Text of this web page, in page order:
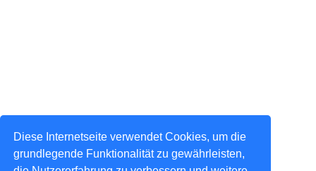
Diese Internetseite verwendet Cookies, um die
grundlegende Funktionalität zu gewährleisten,